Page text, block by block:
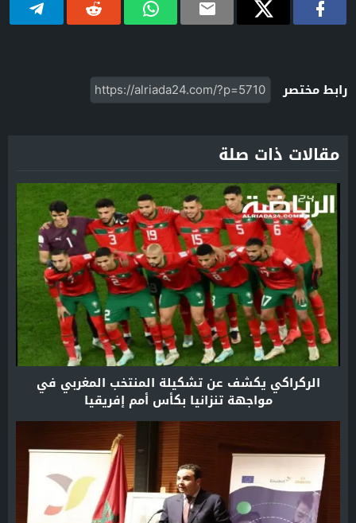
رابط مختصر
مقالات ذات صلة
الركراكي يكشف عن تشكيلة المنتخب المغربي في
مواجهة تنزانيا بكأس أمم إفريقيا